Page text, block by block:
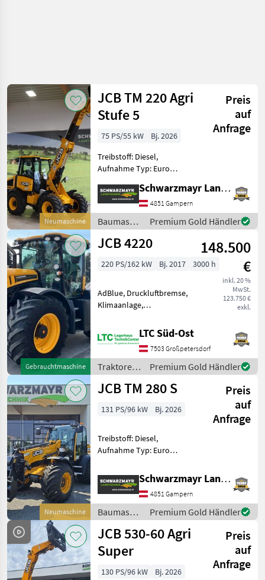
Neumaschine
JCB TM 220 Agri
Stufe 5
Preis
auf
Anfrage
75 PS/55 kW
Bj. 2026
Treibstoff: Diesel,
Aufnahme Typ: Euro
Landmaschine:
Hydrostatgetriebe, hydr.
Geräteverriegelung, Kabine,
Klimaanlage,
Schnellwechselrahmen,
Zugmaul, Z
Schwarzmayr Landtechnik GmbH - Gampern
4851 Gampern
Baumaschinen
/ JCB
Premium Gold Händler
Gebrauchtmaschine
JCB 4220
148.500
€
inkl. 20 %
MwSt.
123.750 €
exkl.
220 PS/162 kW Bj. 2017 3000 h
AdBlue, Druckluftbremse,
Klimaanlage,
Kriechgang, EHR, gefederte
Vorderachse, ISOBUS,
Fronthydraulik, druckloser
Rücklauf, Frontzapfwelle,
Außenbedienung Heckz
LTC Süd-Ost
7503 Großpetersdorf
Traktoren
/ JCB
Premium Gold Händler
Neumaschine
JCB TM 280 S
Preis
auf
Anfrage
131 PS/96 kW Bj. 2026
Treibstoff: Diesel,
Aufnahme Typ: Euro
Landmaschine:
Hydrostatgetriebe, hydr.
Geräteverriegelung, Kabine,
Klimaanlage,
Schnellwechselrahmen,
Zugmaul, Z
Schwarzmayr Landtechnik GmbH - Gampern
4851 Gampern
Baumaschinen
/ JCB
Premium Gold Händler
JCB 530-60 Agri
Super
Preis
auf
Anfrage
130 PS/96 kW
Bj. 2026